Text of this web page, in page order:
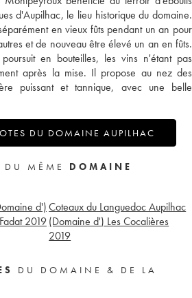
d'Aupilhac, le lieu historique du domaine.
en vieux fûts pendant un an pour
et de nouveau être élevé un an en fûts.
en bouteilles, les vins n'étant pas
après la mise. Il propose au nez des
puissant et tannique, avec une belle
DU DOMAINE AUPILHAC
MÊME DOMAINE
d')
2019
Coteaux du Languedoc Aupilhac
(Domaine d') Les Cocalières
2019
DU DOMAINE & DE LA